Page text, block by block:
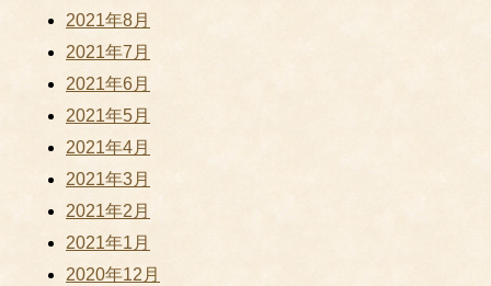
2021年8月
2021年7月
2021年6月
2021年5月
2021年4月
2021年3月
2021年2月
2021年1月
2020年12月